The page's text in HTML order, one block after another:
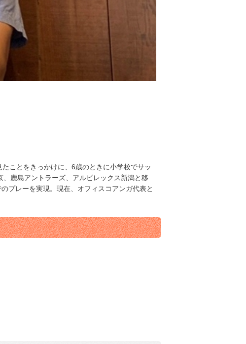
ことをきっかけに、6歳のときに小学校でサッ
鹿島アントラーズ、アルビレックス新潟と移
プレーを実現。現在、オフィスコアンガ代表と